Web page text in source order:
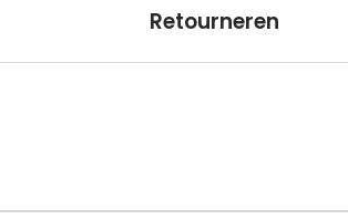
Retourneren